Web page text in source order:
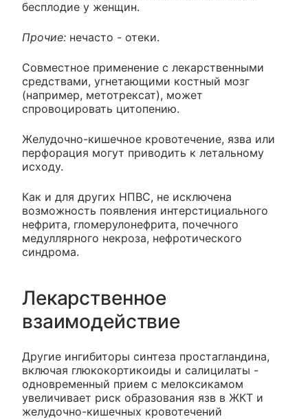
бесплодие у женщин.
Прочие: нечасто - отеки.
Совместное применение с лекарственными
средствами, угнетающими костный мозг
(например, метотрексат), может
спровоцировать цитопению.
Желудочно-кишечное кровотечение, язва или
перфорация могут приводить к летальному
исходу.
Как и для других НПВС, не исключена
возможность появления интерстициального
нефрита, гломерулонефрита, почечного
медуллярного некроза, нефротического
синдрома.
Лекарственное
взаимодействие
Другие ингибиторы синтеза простагландина,
включая глюкокортикоиды и салицилаты -
одновременный прием с мелоксикамом
увеличивает риск образования язв в ЖКТ и
желудочно-кишечных кровотечений